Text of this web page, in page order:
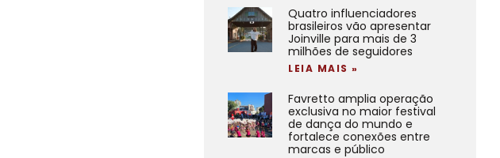
Quatro influenciadores
brasileiros vão apresentar
Joinville para mais de 3
milhões de seguidores
LEIA MAIS »
Favretto amplia operação
exclusiva no maior festival
de dança do mundo e
fortalece conexões entre
marcas e público